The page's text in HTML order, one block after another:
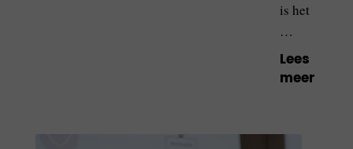
is het
…
Lees
meer